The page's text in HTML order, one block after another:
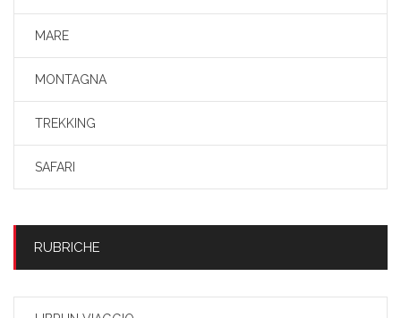
MARE
MONTAGNA
TREKKING
SAFARI
RUBRICHE